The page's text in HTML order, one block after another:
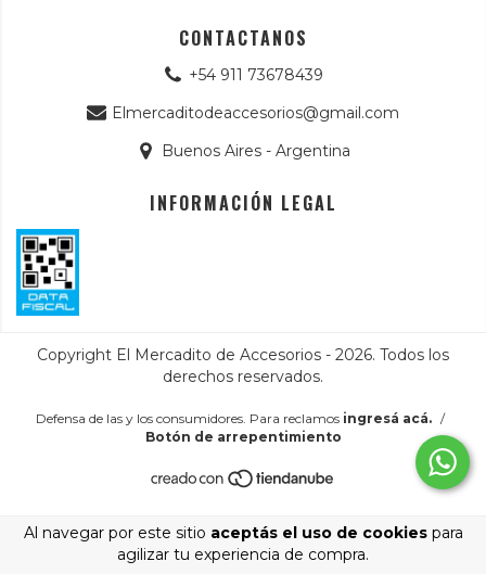
Al navegar por este sitio aceptás el uso de cookiespara
agilizar tu experiencia de compra.
CONTACTANOS
+54 911 73678439
Elmercaditodeaccesorios@gmail.com
Buenos Aires - Argentina
INFORMACIÓN LEGAL
Copyright El Mercadito de Accesorios - 2026. Todos los
derechos reservados.
Defensa de las y los consumidores. Para reclamos ingresá acá. /
Botón de arrepentimiento